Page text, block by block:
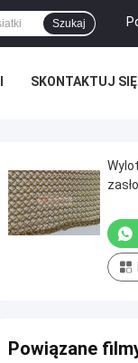
Szukaj
SKONTAKTUJ SIĘ
Powiązane